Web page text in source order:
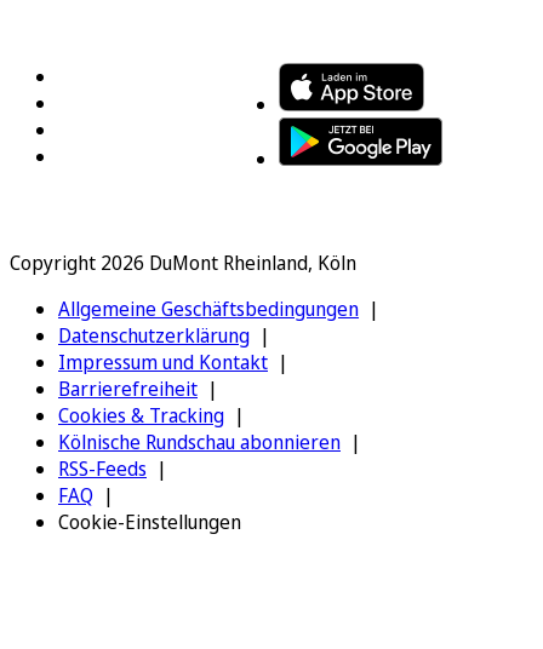
Copyright 2026 DuMont Rheinland, Köln
Allgemeine Geschäftsbedingungen
Datenschutzerklärung
Impressum und Kontakt
Barrierefreiheit
Cookies & Tracking
Kölnische Rundschau abonnieren
RSS-Feeds
FAQ
Cookie-Einstellungen